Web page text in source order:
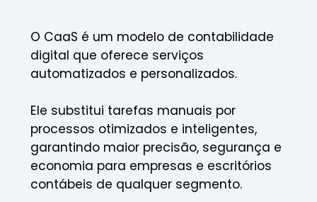
O CaaS é um modelo de contabilidade
digital que oferece serviços
automatizados e personalizados.
Ele substitui tarefas manuais por
processos otimizados e inteligentes,
garantindo maior precisão, segurança e
economia para empresas e escritórios
contábeis de qualquer segmento.